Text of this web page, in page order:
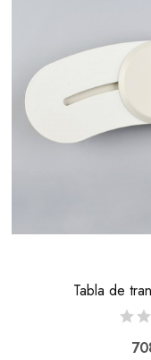
Tabla de